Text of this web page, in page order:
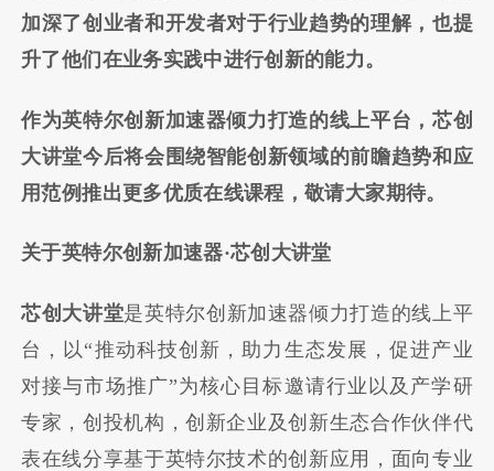
加深了创业者和开发者对于行业趋势的理解，也提
升了他们在业务实践中进行创新的能力。
作为英特尔创新加速器倾力打造的线上平台，芯创
大讲堂今后将会围绕智能创新领域的前瞻趋势和应
用范例推出更多优质在线课程，敬请大家期待。
关于英特尔创新加速器·芯创大讲堂
芯创大讲堂是英特尔创新加速器倾力打造的线上平
台，以“推动科技创新，助力生态发展，促进产业
对接与市场推广”为核心目标邀请行业以及产学研
专家，创投机构，创新企业及创新生态合作伙伴代
表在线分享基于英特尔技术的创新应用，面向专业